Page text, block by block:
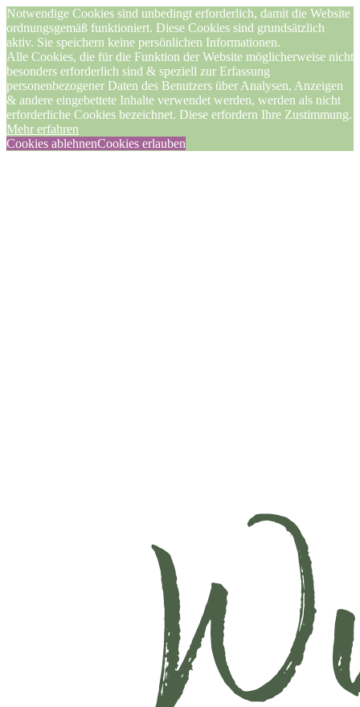
Notwendige Cookies sind unbedingt erforderlich, damit die Website
ordnungsgemäß funktioniert. Diese Cookies sind grundsätzlich
aktiv. Sie speichern keine persönlichen Informationen.
Alle Cookies, die für die Funktion der Website möglicherweise nicht
besonders erforderlich sind & speziell zur Erfassung
personenbezogener Daten des Benutzers über Analysen, Anzeigen
& andere eingebettete Inhalte verwendet werden, werden als nicht
erforderliche Cookies bezeichnet. Diese erfordern Ihre Zustimmung.
Mehr erfahren
Cookies ablehnenCookies erlauben